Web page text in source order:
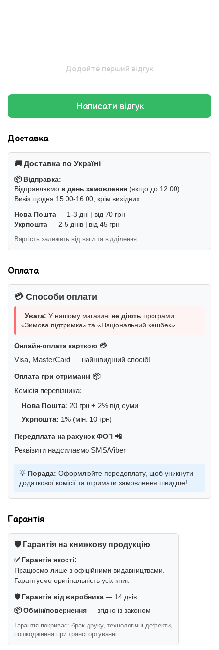
Додайте перший відгук
Написати відгук
Доставка
🚚 Доставка по Україні
📦 Відправка:
Відправляємо в день замовлення (якщо до 12:00).
Вивіз щодня 15:00-16:00, крім вихідних.
Нова Пошта — 1-3 дні | від 70 грн
Укрпошта — 2-5 днів | від 45 грн
Вартість залежить від ваги та відділення.
Оплата
💳 Способи оплати
ℹ️ Увага: У нашому магазині не діють програми
«Зимова підтримка» та «Національний кешбек».
Онлайн-оплата карткою 💳
Visa, MasterCard — найшвидший спосіб!
Оплата при отриманні 📦
Комісія перевізника:
Нова Пошта: 20 грн + 2% від суми
Укрпошта: 1% (мін. 10 грн)
Передплата на рахунок ФОП 📲
Реквізити надсилаємо SMS/Viber
💡 Порада: Оформлюйте передоплату, щоб уникнути
додаткової комісії та отримати замовлення швидше!
Гарантія
🛡️ Гарантія на книжкову продукцію
✅ Гарантія якості:
Працюємо лише з офіційними видавництвами.
Гарантуємо оригінальність усіх книг.
🛡️ Гарантія від виробника — 14 днів
📦 Обмін/повернення — згідно із законом
Гарантія покриває: брак друку, технологічні дефекти,
пошкодження при транспортуванні.